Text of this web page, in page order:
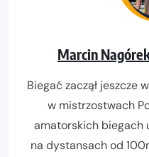
Marcin
Biegać zaczął jeszcze
w mistrzostwach
amatorskich biegach
na dystansach od